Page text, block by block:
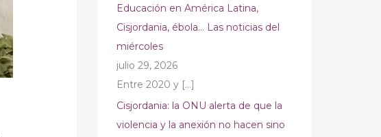
Educación en América Latina,
Cisjordania, ébola… Las noticias del
miércoles
julio 29, 2026
Entre 2020 y […]
Cisjordania: la ONU alerta de que la
violencia y la anexión no hacen sino